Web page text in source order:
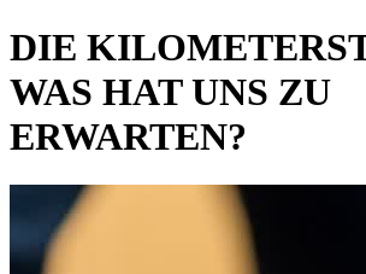
DIE
WAS HAT UNS ZU
ERWARTEN?